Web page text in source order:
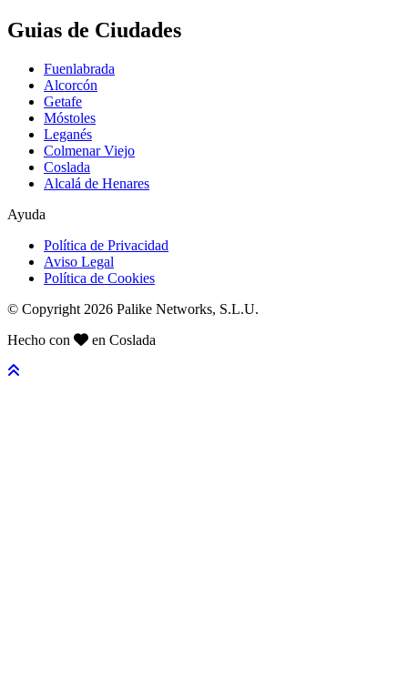
Guias de Ciudades
Fuenlabrada
Alcorcón
Getafe
Móstoles
Leganés
Colmenar Viejo
Coslada
Alcalá de Henares
Ayuda
Política de Privacidad
Aviso Legal
Política de Cookies
© Copyright 2026 Palike Networks, S.L.U.
Hecho con
en Coslada